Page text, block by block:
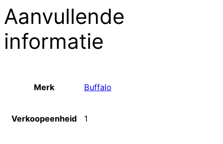
Aanvullende
informatie
Merk Buffalo
Verkoopeenheid 1